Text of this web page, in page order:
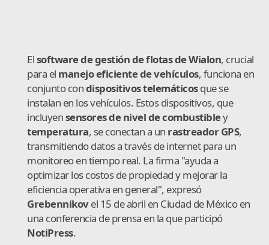
Elsoftware de gestión de flotas de Wialon, crucial
para el manejo eficiente de vehículos, funciona en
conjunto condispositivos telemáticosque se
instalan en los vehículos. Estos dispositivos, que
incluyensensores de nivel de combustibley
temperatura, se conectan a un rastreador GPS,
transmitiendo datos a través de internet para un
monitoreo en tiempo real. La firma "ayuda a
optimizar los costos de propiedad y mejorar la
eficiencia operativa en general", expresó
Grebennikovel 15 de abril en Ciudad de México en
una conferencia de prensa en la que participó
NotiPress.